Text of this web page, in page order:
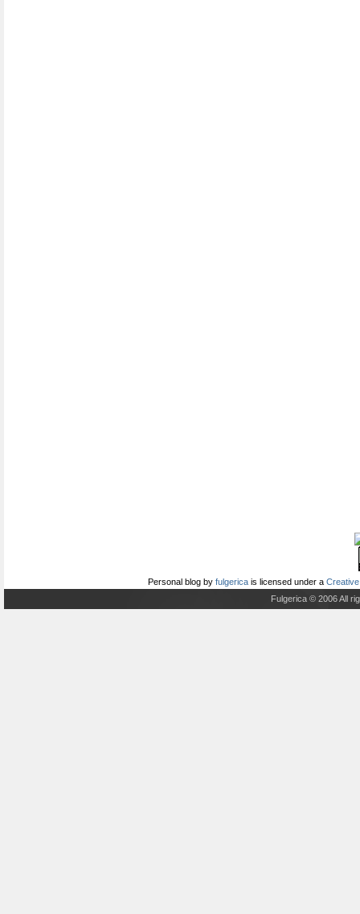
Personal blog by fulgerica is licensed under a
Fulgerica © 2006 All